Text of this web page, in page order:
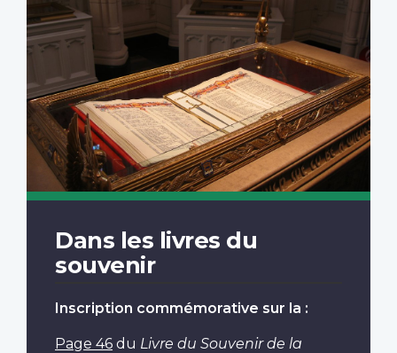
Dans les livres du
souvenir
Inscription commémorative sur la :
Page 46 du Livre du Souvenir de la